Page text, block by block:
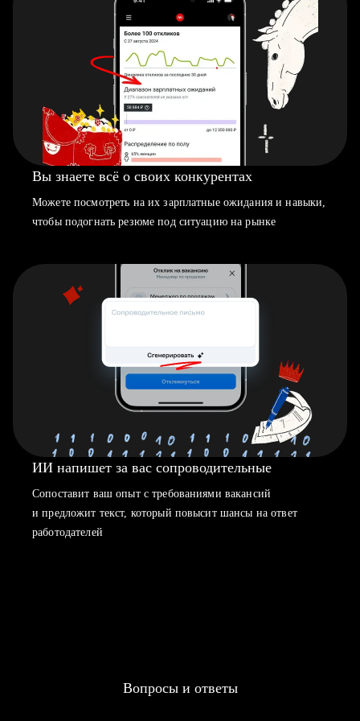
Вы знаете всё о своих конкурентах
Можете посмотреть на их зарплатные ожидания и навыки,
чтобы подогнать резюме под ситуацию на рынке
ИИ напишет за вас сопроводительные
Сопоставит ваш опыт с требованиями вакансий
и предложит текст, который повысит шансы на ответ
работодателей
Вопросы и ответы